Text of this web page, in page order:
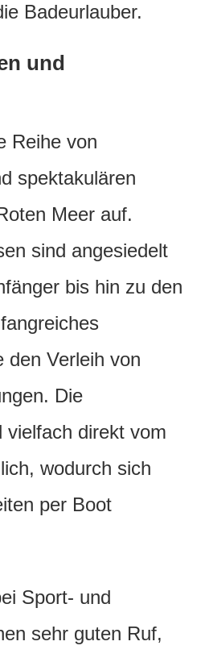
Badeurlauber.
und
Reihe von
spektakulären
Meer auf.
sind angesiedelt
bis hin zu den
den Verleih von
Die
vielfach direkt vom
wodurch sich
per Boot
Sport- und
sehr guten Ruf,